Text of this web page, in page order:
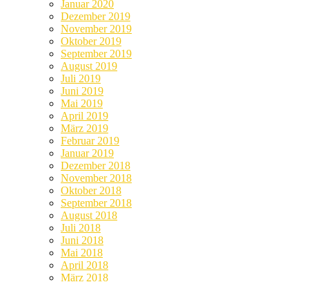
Januar 2020
Dezember 2019
November 2019
Oktober 2019
September 2019
August 2019
Juli 2019
Juni 2019
Mai 2019
April 2019
März 2019
Februar 2019
Januar 2019
Dezember 2018
November 2018
Oktober 2018
September 2018
August 2018
Juli 2018
Juni 2018
Mai 2018
April 2018
März 2018